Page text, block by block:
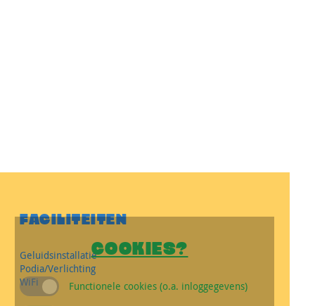
FACILITEITEN
Geluidsinstallatie
Podia/Verlichting
WiFi
COOKIES?
Functionele cookies (o.a. inloggegevens)